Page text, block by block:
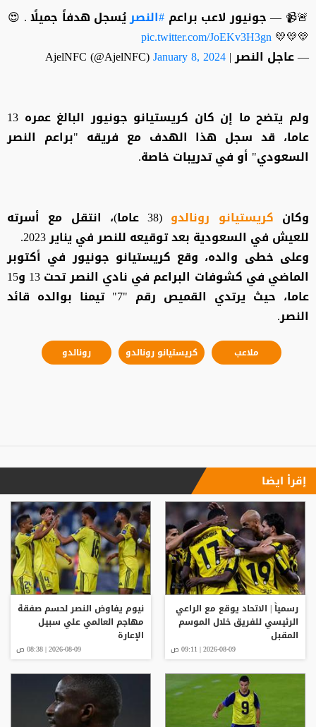
🚨📹 — جونيور لاعب براعم#النصريُسجل هدفاً جميلًا . 😍
💛💛💛
pic.twitter.com/JoEKv3H3gn
— عاجل النصر | AjelNFC (@AjelNFC)January 8, 2024
ولم يتضح ما إن كان كريستيانو جونيور البالغ عمره 13
عاما، قد سجل هذا الهدف مع فريقه "براعم النصر
السعودي" أو في تدريبات خاصة.
وكان كريستيانو رونالدو
(38 عاما)، انتقل مع أسرته
للعيش في السعودية بعد توقيعه للنصر في يناير 2023.
وعلى خطى والده، وقع كريستيانو جونيور في أكتوبر
الماضي في كشوفات البراعم في نادي النصر تحت 13 و15
عاما، حيث يرتدي القميص رقم "7" تيمنا بوالده قائد
النصر.
ملاعب كريستيانو رونالدو رونالدو
إقرأ ايضا
رسمياً | الاتحاد يوقع مع الراعي
الرئيسي للفريق خلال الموسم
المقبل
2026-08-09 | 09:11 ص
نيوم يفاوض النصر لحسم صفقة
مهاجم العالمي علي سبيل
الإعارة
2026-08-09 | 08:38 ص